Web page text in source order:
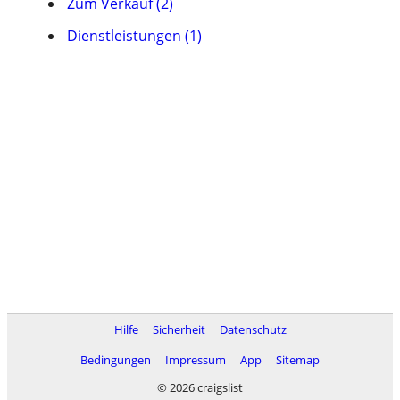
Dienstleistungen (1)
Hilfe Sicherheit
Datenschutz
Bedingungen
Impressum App
Sitemap
© 2026 craigslist